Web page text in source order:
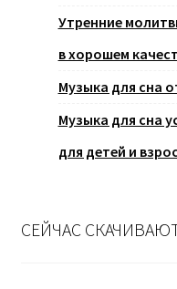
Утренние
в хорошем
Музыка для сна
Музыка для сна
для детей и
СЕЙЧАС